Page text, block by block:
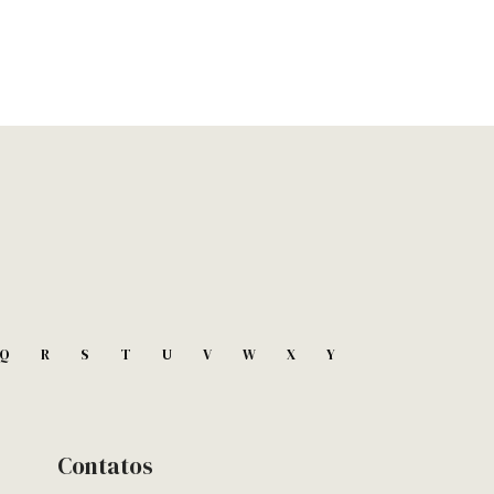
Q R S T U V W X
Y
Contatos